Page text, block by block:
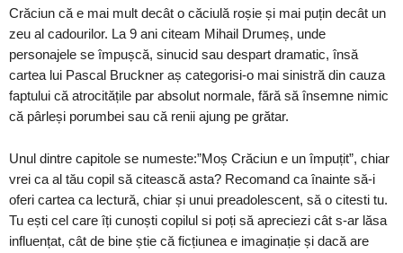
Crăciun că e mai mult decât o căciulă roșie și mai puțin decât un
zeu al cadourilor. La 9 ani citeam Mihail Drumeș, unde
personajele se împușcă, sinucid sau despart dramatic, însă
cartea lui Pascal Bruckner aș categorisi-o mai sinistră din cauza
faptului că atrocitățile par absolut normale, fără să însemne nimic
că pârleși porumbei sau că renii ajung pe grătar.
Unul dintre capitole se numeste:”Moș Crăciun e un împuțit”, chiar
vrei ca al tău copil să citească asta? Recomand ca înainte să-i
oferi cartea ca lectură, chiar și unui preadolescent, să o citesti tu.
Tu ești cel care îți cunoști copilul si poți să apreciezi cât s-ar lăsa
influențat, cât de bine știe că ficțiunea e imaginație și dacă are